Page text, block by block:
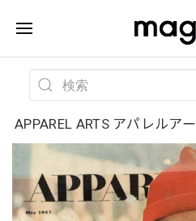
APPAREL ARTS アパレルア